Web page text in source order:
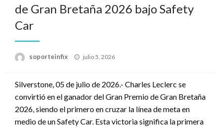
de Gran Bretaña 2026 bajo Safety
Car
soporteinfix
Publicado
julio 5, 2026
Silverstone, 05 de julio de 2026.- Charles Leclerc se
convirtió en el ganador del Gran Premio de Gran Bretaña
2026, siendo el primero en cruzar la línea de meta en
medio de un Safety Car. Esta victoria significa la primera